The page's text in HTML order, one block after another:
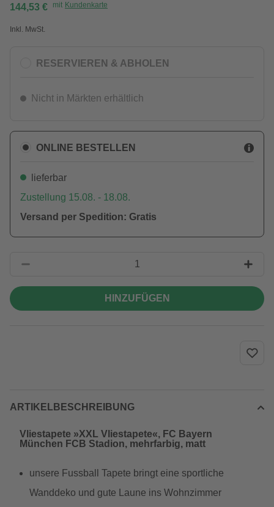
144,53 € mit Kundenkarte
Inkl. MwSt.
RESERVIEREN & ABHOLEN
Nicht in Märkten erhältlich
ONLINE BESTELLEN
lieferbar
Zustellung 15.08. - 18.08.
Versand per Spedition: Gratis
HINZUFÜGEN
ARTIKELBESCHREIBUNG
Vliestapete »XXL Vliestapete«, FC Bayern
München FCB Stadion, mehrfarbig, matt
unsere Fussball Tapete bringt eine sportliche
Wanddeko und gute Laune ins Wohnzimmer